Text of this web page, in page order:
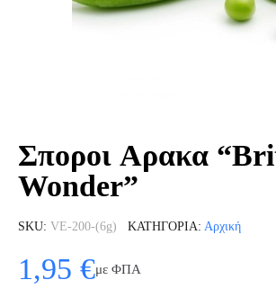
Σποροι Αρακα
Wonder”
SKU VE-200-(6g) ΚΑΤΗΓΟΡΊΑ Αρχική
1,95 €με ΦΠΑ